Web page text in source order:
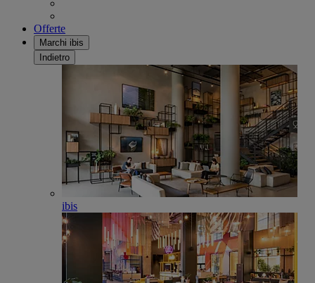
Offerte
Marchi ibis
Indietro
ibis